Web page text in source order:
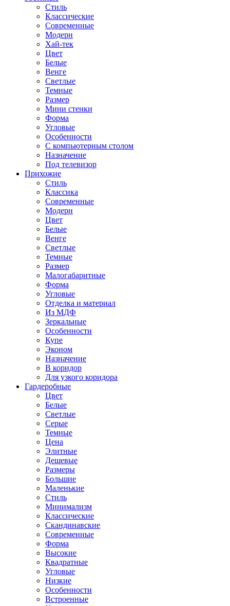
Стиль
Классические
Современные
Модерн
Хай-тек
Цвет
Белые
Венге
Светлые
Темные
Размер
Мини стенки
Форма
Угловые
Особенности
С компьютерным столом
Назначение
Под телевизор
Прихожие
Стиль
Классика
Современные
Модерн
Цвет
Белые
Венге
Светлые
Темные
Размер
Малогабаритные
Форма
Угловые
Отделка и материал
Из МДФ
Зеркальные
Особенности
Купе
Эконом
Назначение
В коридор
Для узкого коридора
Гардеробные
Цвет
Белые
Светлые
Серые
Темные
Цена
Элитные
Дешевые
Размеры
Большие
Маленькие
Стиль
Минимализм
Классические
Скандинавские
Современные
Форма
Высокие
Квадратные
Угловые
Низкие
Особенности
Встроенные